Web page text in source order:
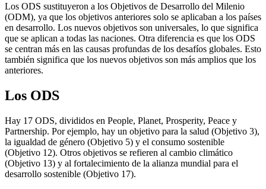
Los ODS sustituyeron a los Objetivos de Desarrollo del Milenio
(ODM), ya que los objetivos anteriores solo se aplicaban a los países
en desarrollo. Los nuevos objetivos son universales, lo que significa
que se aplican a todas las naciones. Otra diferencia es que los ODS
se centran más en las causas profundas de los desafíos globales. Esto
también significa que los nuevos objetivos son más amplios que los
anteriores.
Los ODS
Hay 17 ODS, divididos en People, Planet, Prosperity, Peace y
Partnership. Por ejemplo, hay un objetivo para la salud (Objetivo 3),
la igualdad de género (Objetivo 5) y el consumo sostenible
(Objetivo 12). Otros objetivos se refieren al cambio climático
(Objetivo 13) y al fortalecimiento de la alianza mundial para el
desarrollo sostenible (Objetivo 17).